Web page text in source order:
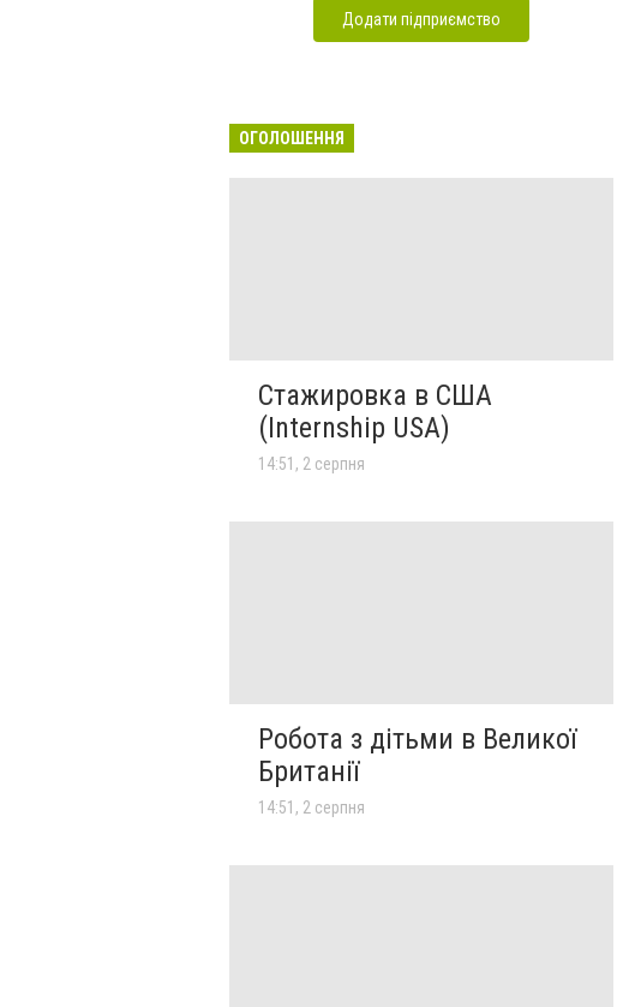
Додати підприємство
ОГОЛОШЕННЯ
Стажировка в США
(Internship USA)
14:51, 2 серпня
Робота з дітьми в Великої
Британії
14:51, 2 серпня